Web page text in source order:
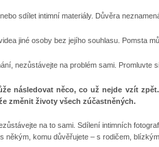
sdílet intimní materiály. Důvěra
jiné osoby bez jejího souhlasu. Pomsta
nezůstávejte na problém sami. Promluvte
následovat něco, co už nejde vzít
změnit životy všech zúčastněných.
na to sami. Sdílení intimních
někým, komu důvěřujete – s rodičem,